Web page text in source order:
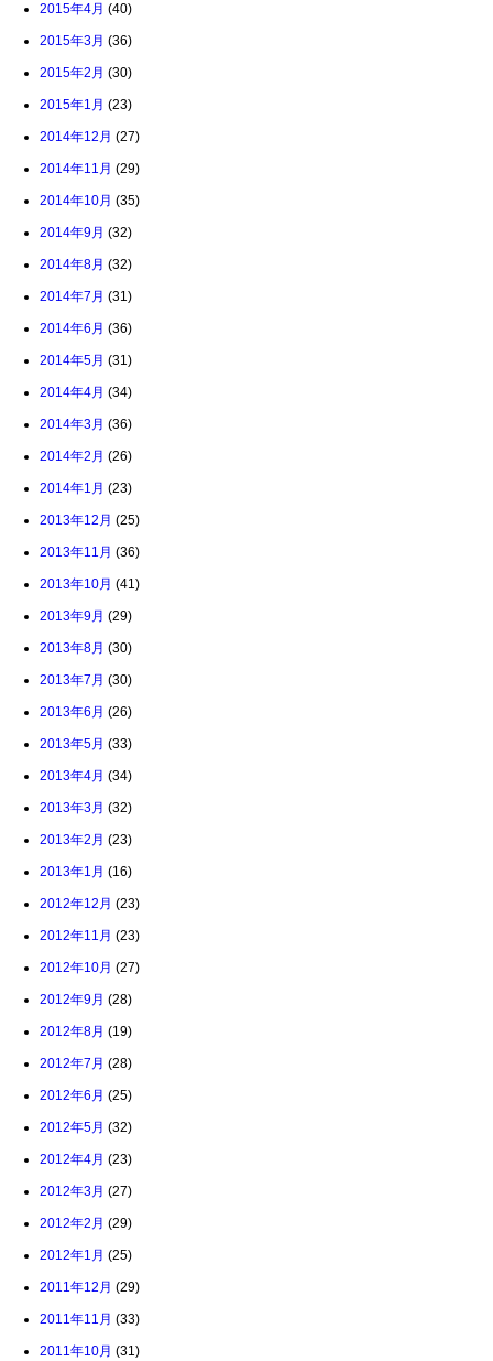
2015年4月 (40)
2015年3月 (36)
2015年2月 (30)
2015年1月 (23)
2014年12月 (27)
2014年11月 (29)
2014年10月 (35)
2014年9月 (32)
2014年8月 (32)
2014年7月 (31)
2014年6月 (36)
2014年5月 (31)
2014年4月 (34)
2014年3月 (36)
2014年2月 (26)
2014年1月 (23)
2013年12月 (25)
2013年11月 (36)
2013年10月 (41)
2013年9月 (29)
2013年8月 (30)
2013年7月 (30)
2013年6月 (26)
2013年5月 (33)
2013年4月 (34)
2013年3月 (32)
2013年2月 (23)
2013年1月 (16)
2012年12月 (23)
2012年11月 (23)
2012年10月 (27)
2012年9月 (28)
2012年8月 (19)
2012年7月 (28)
2012年6月 (25)
2012年5月 (32)
2012年4月 (23)
2012年3月 (27)
2012年2月 (29)
2012年1月 (25)
2011年12月 (29)
2011年11月 (33)
2011年10月 (31)